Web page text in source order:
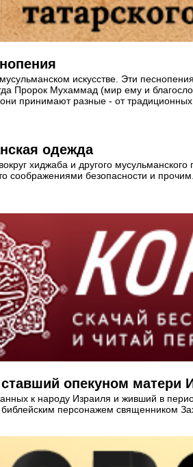
искусстве. Эти
Пророк Мухаммад (мир ему и
принимают разные - от
одежда
хиджаба и другого
соображениями безопасности и
опекуном матери
к народу Израиля и живший в
персонажем священником